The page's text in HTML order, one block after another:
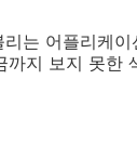
는 어플리케
지 보지 못한